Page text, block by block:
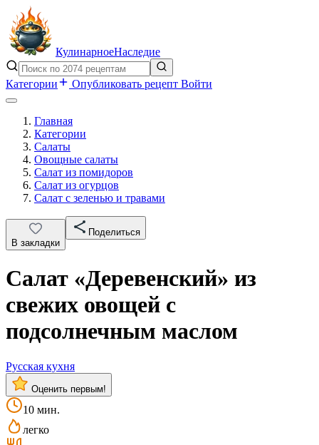
КулинарноеНаследие
Категории Опубликовать рецепт Войти
Главная
Категории
Салаты
Овощные салаты
Салат из помидоров
Салат из огурцов
Салат с зеленью и травами
В закладки
Поделиться
Салат «Деревенский» из
свежих овощей с
подсолнечным маслом
Русская кухня
Оценить первым!
10 мин.
легко